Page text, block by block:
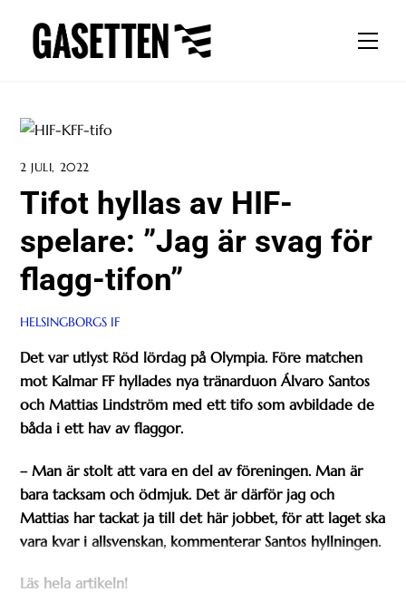
content
2 JULI, 2022
Tifot hyllas av HIF-
spelare: ”Jag är svag för
flagg-tifon”
HELSINGBORGS IF
Det var utlyst Röd lördag på Olympia. Före matchen
mot Kalmar FF hyllades nya tränarduon Álvaro Santos
och Mattias Lindström med ett tifo som avbildade de
båda i ett hav av flaggor.
– Man är stolt att vara en del av föreningen. Man är
bara tacksam och ödmjuk. Det är därför jag och
Mattias har tackat ja till det här jobbet, för att laget ska
vara kvar i allsvenskan, kommenterar Santos hyllningen.
Läs hela artikeln!